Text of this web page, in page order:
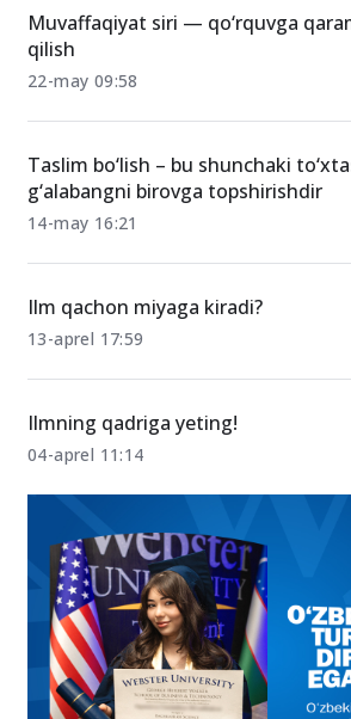
Muvaffaqiyat siri — qo‘rquvga
qilish
22-may 09:58
Taslim bo‘lish – bu shunchaki
g‘alabangni birovga topshirishdir
14-may 16:21
Ilm qachon miyaga kiradi?
13-aprel 17:59
Ilmning qadriga yeting!
04-aprel 11:14